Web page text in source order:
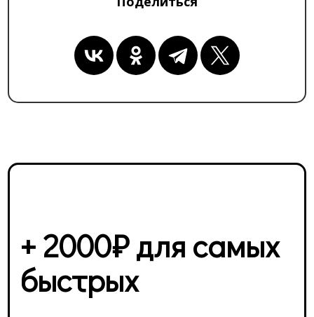
+ 2000₽ для самых
быстрых